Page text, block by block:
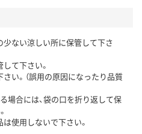
少ない涼しい所に保管して下さ
して下さい。
さい。（誤用の原因になったり品質
場合には、袋の口を折り返して保
は使用しないで下さい。